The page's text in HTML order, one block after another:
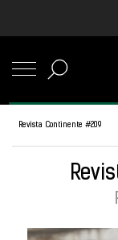
Revista Continente #209